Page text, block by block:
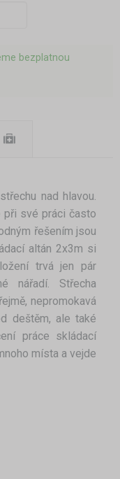
bezplatnou
nad hlavou.
při své práci často
řešením jsou
altán 2x3m si
trvá jen pár
nářadí. Střecha
nepromokavá
deštěm, ale také
práce skládací
místa a vejde